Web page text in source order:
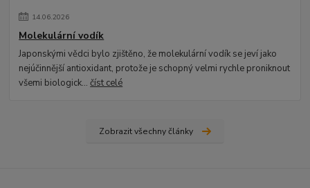
14.06.2026
Molekulární vodík
Japonskými vědci bylo zjištěno, že molekulární vodík se jeví jako
nejúčinnější antioxidant, protože je schopný velmi rychle proniknout
všemi biologick...číst celé
Zobrazit všechny články